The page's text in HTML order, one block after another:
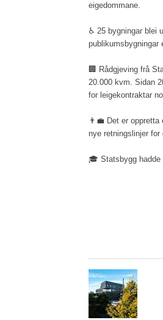
eigedommane.
♿ 25 bygningar
publikumsbygningar
🏢 Rådgjeving frå
20.000 kvm. Sidan
for leigekontraktar
👨‍💼 Det er
nye retningslinjer
🎓 Statsbygg hadde